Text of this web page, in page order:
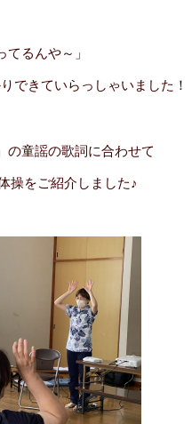
てるんや～」
できていらっしゃいました！
の童謡の歌詞に合わせて
操をご紹介しました♪